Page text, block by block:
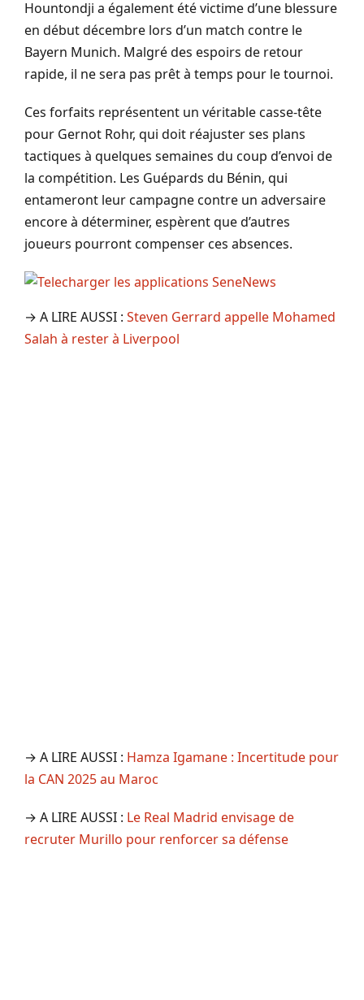
Hountondji a également été victime d’une blessure
en début décembre lors d’un match contre le
Bayern Munich. Malgré des espoirs de retour
rapide, il ne sera pas prêt à temps pour le tournoi.
Ces forfaits représentent un véritable casse-tête
pour Gernot Rohr, qui doit réajuster ses plans
tactiques à quelques semaines du coup d’envoi de
la compétition. Les Guépards du Bénin, qui
entameront leur campagne contre un adversaire
encore à déterminer, espèrent que d’autres
joueurs pourront compenser ces absences.
→ A LIRE AUSSI : Steven Gerrard appelle Mohamed
Salah à rester à Liverpool
→ A LIRE AUSSI : Hamza Igamane : Incertitude pour
la CAN 2025 au Maroc
→ A LIRE AUSSI : Le Real Madrid envisage de
recruter Murillo pour renforcer sa défense